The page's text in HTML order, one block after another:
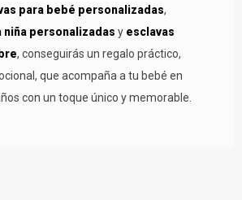
para bebé personalizadas,
niña personalizadas y esclavas
, conseguirás un regalo práctico,
que acompaña a tu bebé en
con un toque único y memorable.